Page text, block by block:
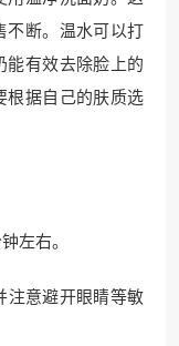
不断。温水可以打
能有效去除脸上的
根据自己的肤质选
左右。
注意避开眼睛等敏